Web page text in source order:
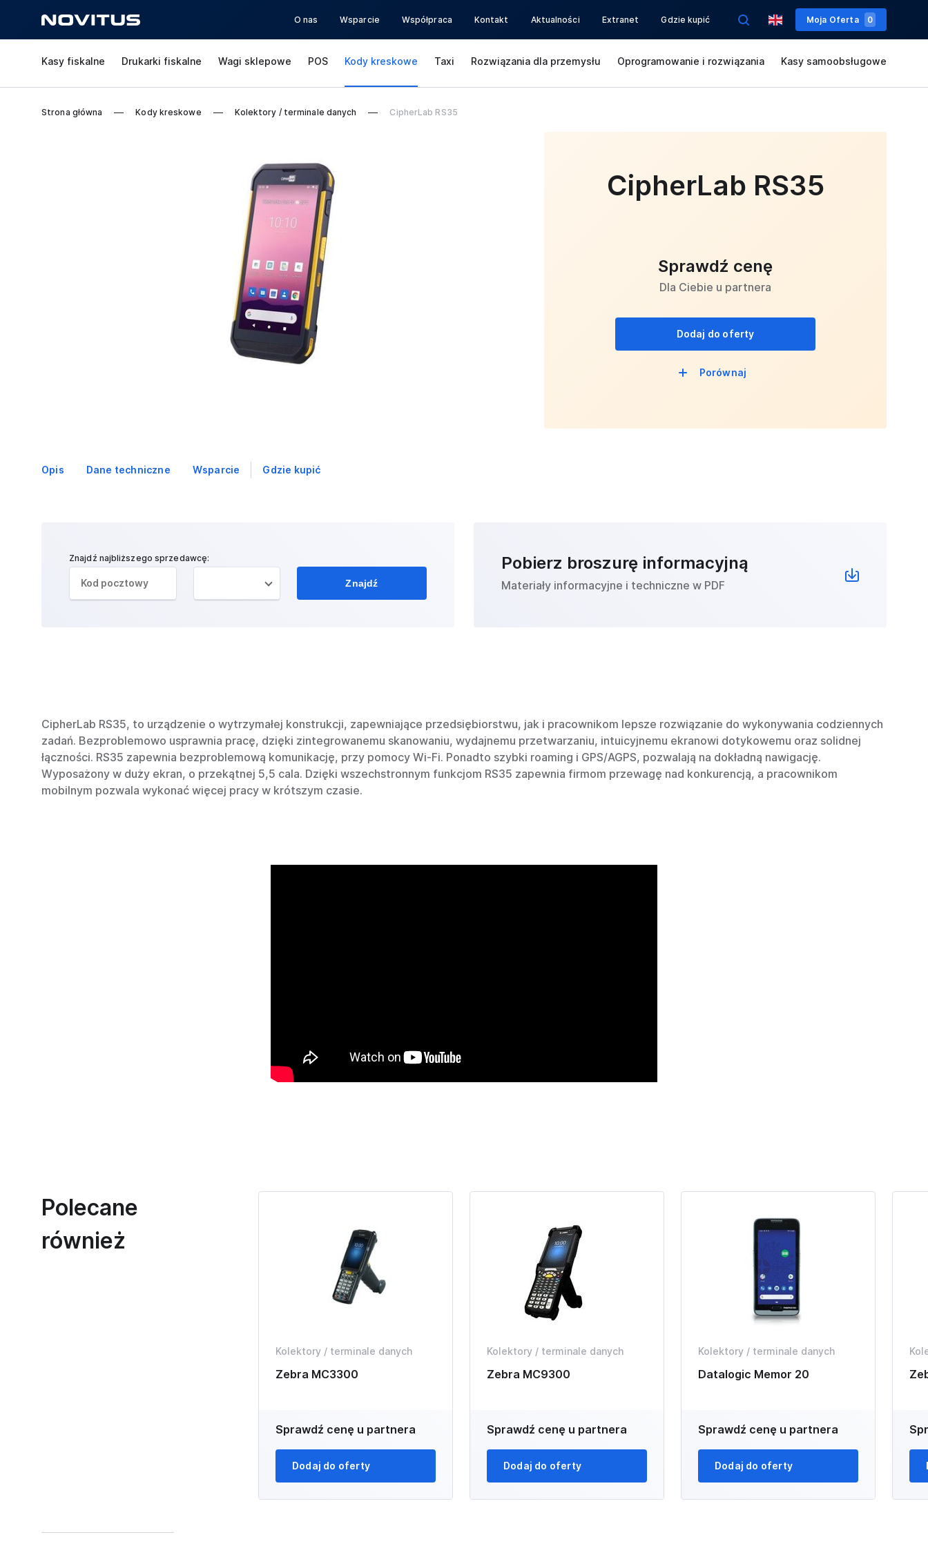
O nas Wsparcie Współpraca Kontakt Aktualności Extranet Gdzie kupić Moja Oferta 0
Kasy fiskalne Drukarki fiskalne Wagi sklepowe POS Kody kreskowe Taxi Rozwiązania dla przemysłu Oprogramowanie i rozwiązania Kasy samoobsługowe
Strona główna Kody kreskowe Kolektory / terminale danych CipherLab RS35
CipherLab RS35
Sprawdź cenę
Dla Ciebie u partnera
Dodaj do oferty
Porównaj
Opis Dane techniczne Wsparcie Gdzie kupić
Znajdź najbliższego sprzedawcę:
Znajdź
Pobierz broszurę informacyjną
Materiały informacyjne i techniczne w PDF
CipherLab RS35, to urządzenie o wytrzymałej konstrukcji, zapewniające przedsiębiorstwu, jak i pracownikom lepsze rozwiązanie do wykonywania codziennych
zadań. Bezproblemowo usprawnia pracę, dzięki zintegrowanemu skanowaniu, wydajnemu przetwarzaniu, intuicyjnemu ekranowi dotykowemu oraz solidnej
łączności. RS35 zapewnia bezproblemową komunikację, przy pomocy Wi-Fi. Ponadto szybki roaming i GPS/AGPS, pozwalają na dokładną nawigację.
Wyposażony w duży ekran, o przekątnej 5,5 cala. Dzięki wszechstronnym funkcjom RS35 zapewnia firmom przewagę nad konkurencją, a pracownikom
mobilnym pozwala wykonać więcej pracy w krótszym czasie.
Polecane
również
Kolektory / terminale danych
Zebra MC3300
Sprawdź cenę u partnera
Dodaj do oferty
Kolektory / terminale danych
Zebra MC9300
Sprawdź cenę u partnera
Dodaj do oferty
Kolektory / terminale danych
Datalogic Memor 20
Sprawdź cenę u partnera
Dodaj do oferty